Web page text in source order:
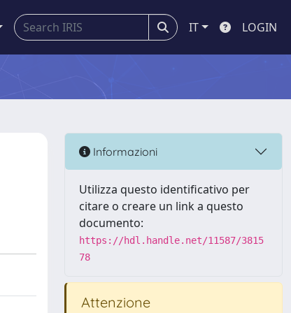
IT LOGIN
Informazioni
Utilizza questo identificativo per
citare o creare un link a questo
documento:
https://hdl.handle.net/11587/3815
78
Attenzione